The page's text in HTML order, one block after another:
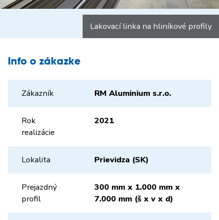
Lakovací linka na hliníkové profily
Info o zákazke
Zákazník RM Aluminium s.r.o.
Rok
realizácie
2021
Lokalita Prievidza (SK)
Prejazdný
profil
300 mm x 1.000 mm x
7.000 mm (š x v x d)